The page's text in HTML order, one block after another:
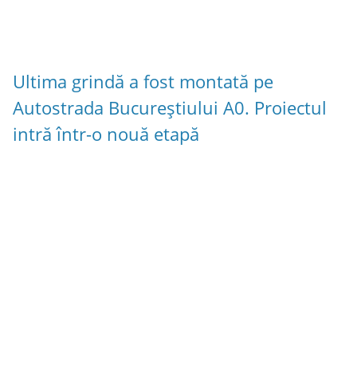
Ultima grindă a fost montată pe
Autostrada Bucureștiului A0. Proiectul
intră într-o nouă etapă